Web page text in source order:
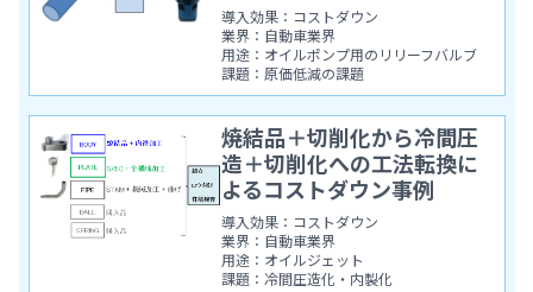
導入効果：コストダウン
業界：自動車業界
用途：オイルポンプ用のリリーフバルブ
課題：原価低減の課題
焼結品＋切削化から冷間圧
造＋切削化への工法転換に
よるコストダウン事例
導入効果：コストダウン
業界：自動車業界
用途：オイルジェット
課題：冷間圧造化・内製化